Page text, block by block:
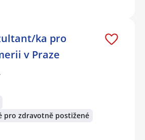
ka pro
v Praze
pro zdravotně postižené